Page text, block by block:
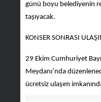
günü boyu belediyenin
taşıyacak.
KONSER SONRASI
29 Ekim Cumhuriyet
Meydanı’nda
ücretsiz ulaşım